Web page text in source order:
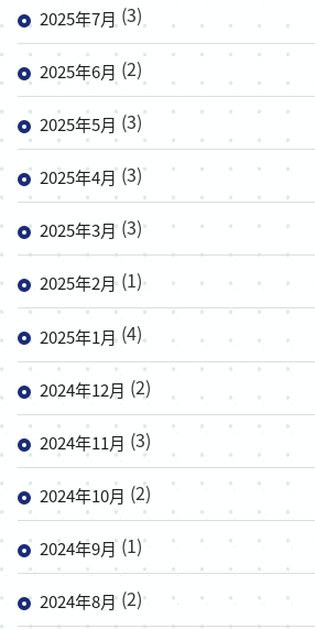
2025年7月 (3)
2025年6月 (2)
2025年5月(3)
2025年4月(3)
2025年3月(3)
2025年2月(1)
2025年1月(4)
2024年12月 (2)
2024年11月 (3)
2024年10月 (2)
2024年9月(1)
2024年8月(2)